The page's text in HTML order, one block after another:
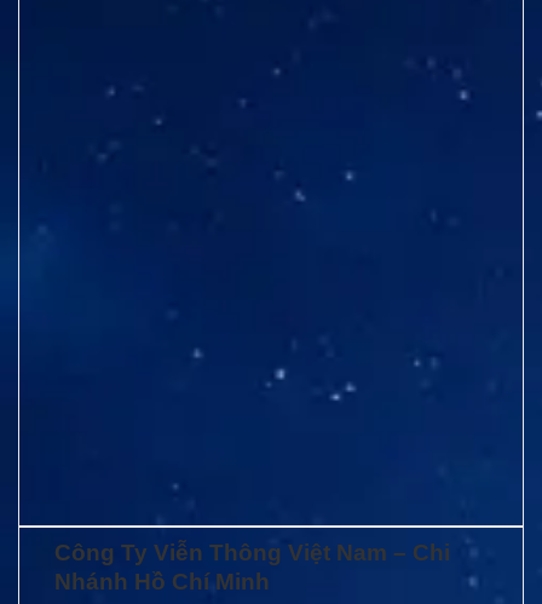
Công Ty Viễn Thông Việt Nam – Chi
Nhánh Hồ Chí Minh